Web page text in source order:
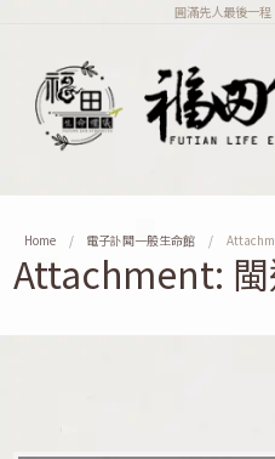
圓滿先人最後一
Home 電子訃聞一般生命館
Attachment: